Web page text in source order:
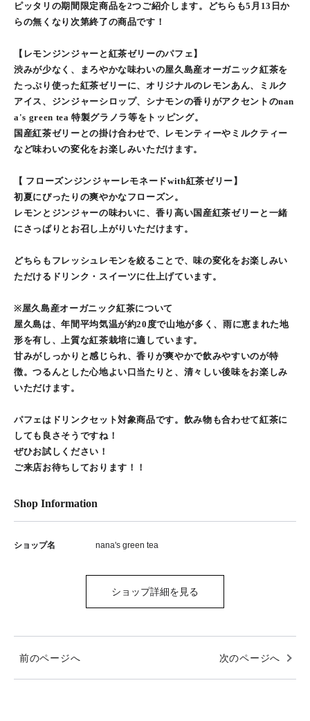
ピッタリの期間限定商品を2つご紹介します。どちらも5月13日か
らの無くなり次第終了の商品です！
【レモンジンジャーと紅茶ゼリーのパフェ】
渋みが少なく、まろやかな味わいの屋久島産オーガニック紅茶を
たっぷり使った紅茶ゼリーに、オリジナルのレモンあん、ミルク
アイス、ジンジャーシロップ、シナモンの香りがアクセントのnan
a's green tea 特製グラノラ等をトッピング。
国産紅茶ゼリーとの掛け合わせで、レモンティーやミルクティー
など味わいの変化をお楽しみいただけます。
【 フローズンジンジャーレモネードwith紅茶ゼリー】
初夏にぴったりの爽やかなフローズン。
レモンとジンジャーの味わいに、香り高い国産紅茶ゼリーと一緒
にさっぱりとお召し上がりいただけます。
どちらもフレッシュレモンを絞ることで、味の変化をお楽しみい
ただけるドリンク・スイーツに仕上げています。
※屋久島産オーガニック紅茶について
屋久島は、年間平均気温が約20度で山地が多く、雨に恵まれた地
形を有し、上質な紅茶栽培に適しています。
甘みがしっかりと感じられ、香りが爽やかで飲みやすいのが特
徴。つるんとした心地よい口当たりと、清々しい後味をお楽しみ
いただけます。
パフェはドリンクセット対象商品です。飲み物も合わせて紅茶に
しても良さそうですね！
ぜひお試しください！
ご来店お待ちしております！！
Shop Information
ショップ名 nana's green tea
ショップ詳細を見る
前のページへ 次のページへ